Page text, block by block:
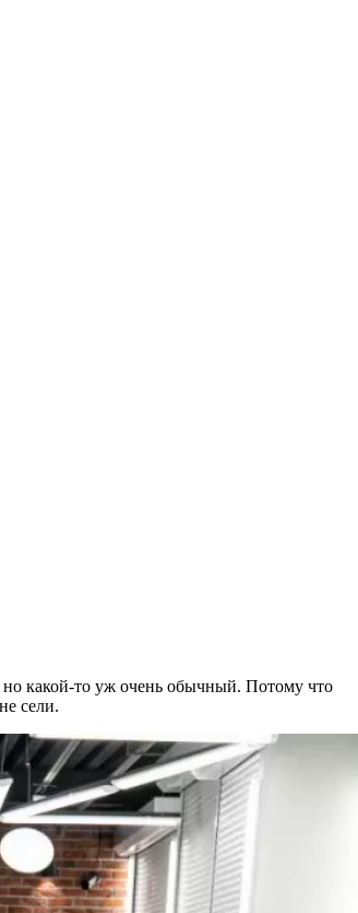
какой-то уж очень обычный. Потому что
сели.